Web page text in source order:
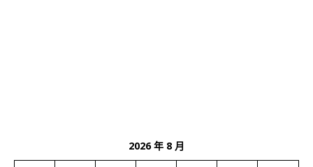
2026 年 8 月